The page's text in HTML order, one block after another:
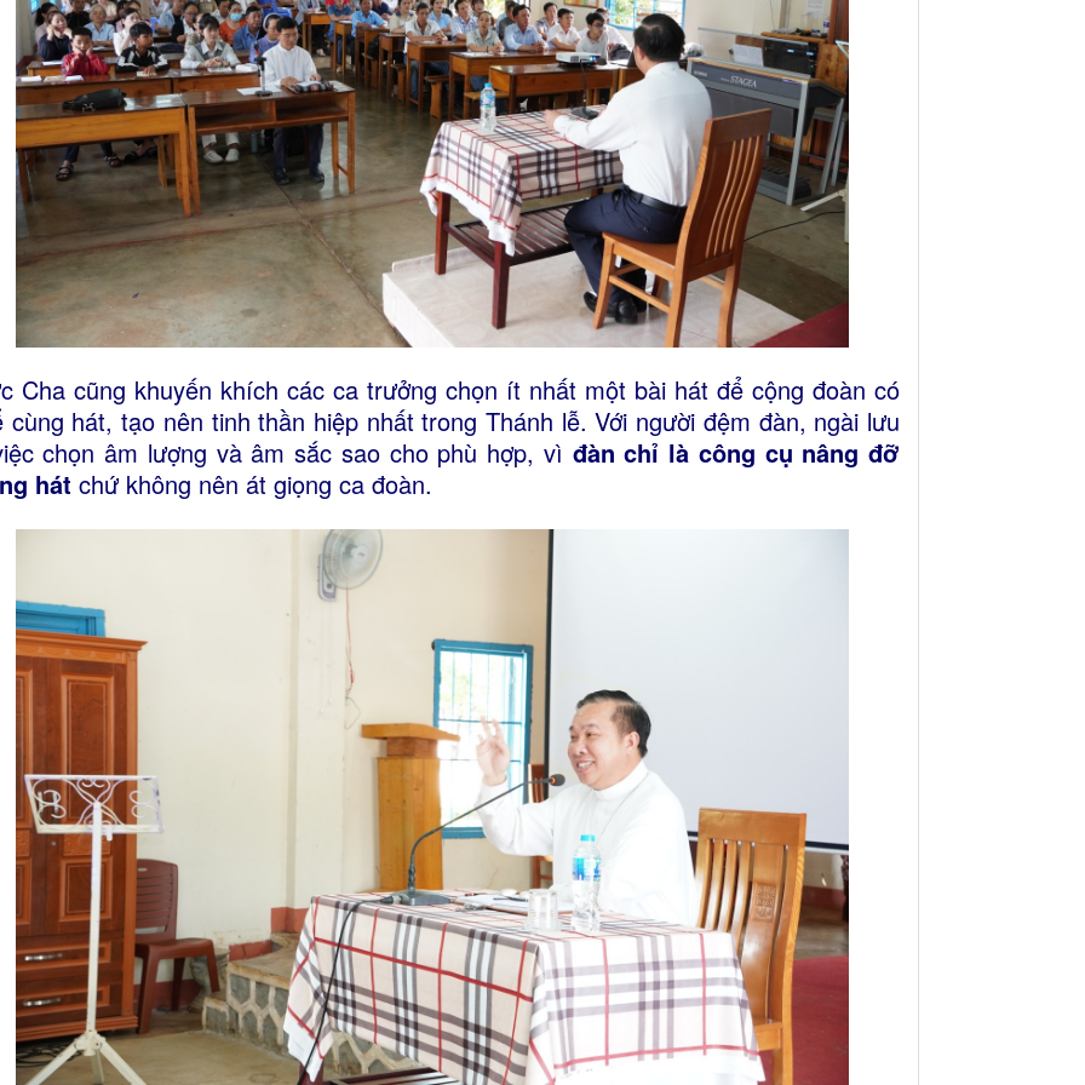
Cha cũng khuyến khích các ca trưởng chọn ít nhất một bài hát để cộng đoàn có
cùng hát, tạo nên tinh thần hiệp nhất trong Thánh lễ. Với người đệm đàn, ngài lưu
chọn âm lượng và âm sắc sao cho phù hợp, vì đàn chỉ là công cụ nâng đỡ
hát chứ không nên át giọng ca đoàn.